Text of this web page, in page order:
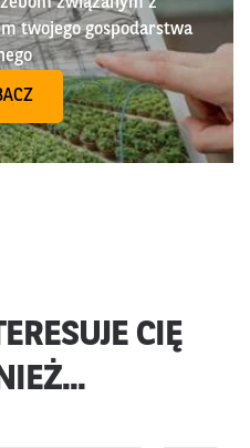
twojego gospodarstwa
CIĘ